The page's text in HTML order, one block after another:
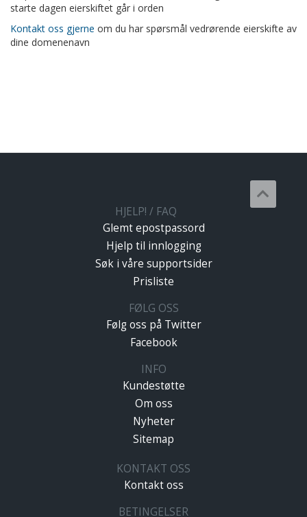
starte dagen eierskiftet går i orden
Kontakt oss gjerne om du har spørsmål vedrørende eierskifte av
dine domenenavn
HJELP! / FAQ
Glemt epostpassord
Hjelp til innlogging
Søk i våre supportsider
Prisliste
FØLG OSS
Følg oss på Twitter
Facebook
INFO
Kundestøtte
Om oss
Nyheter
Sitemap
KONTAKT OSS
Kontakt oss
BETINGELSER